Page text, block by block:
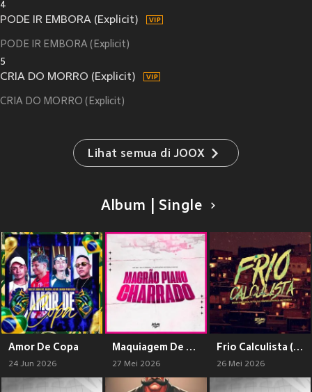
4
PODE IR EMBORA (Explicit)
PODE IR EMBORA (Explicit)
5
CRIA DO MORRO (Explicit)
CRIA DO MORRO (Explicit)
Lihat semua di JOOX
Album | Single
Amor De Copa
24 Jun 2026
Maquiagem De Homem É Moto (Explicit)
27 Mei 2026
Frio Calculista (Explicit)
26 Mei 2026